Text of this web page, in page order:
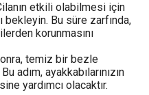
etkili olabilmesi için
bekleyin. Bu süre zarfında,
korunmasını
temiz bir bezle
adım, ayakkabılarınızın
yardımcı olacaktır.